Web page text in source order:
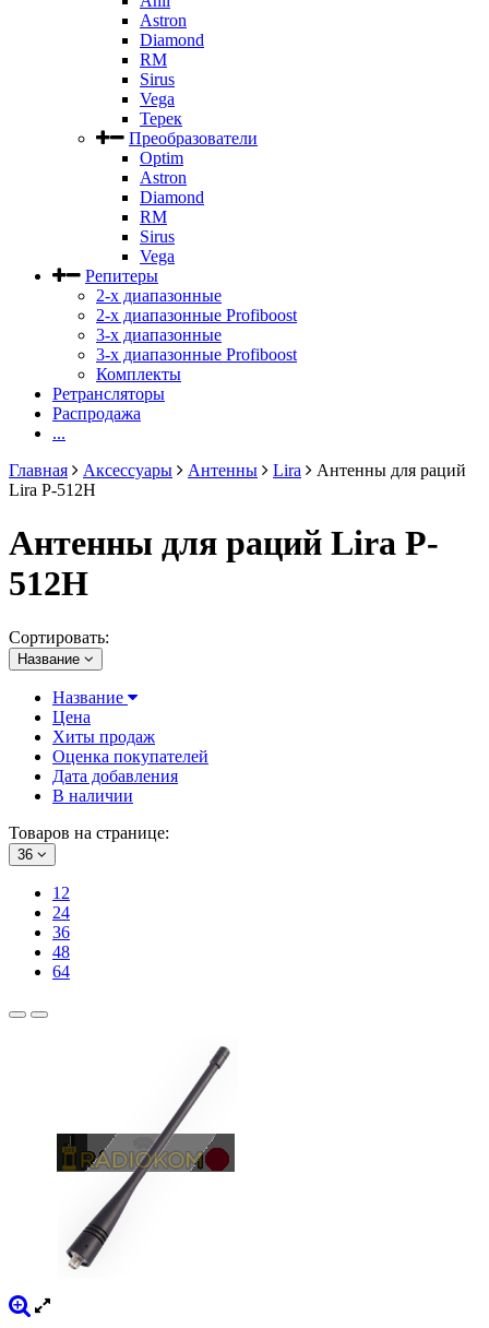
Astron
Diamond
RM
Sirus
Vega
Терек
Преобразователи
Optim
Astron
Diamond
RM
Sirus
Vega
Репитеры
2-х диапазонные
2-х диапазонные Profiboost
3-х диапазонные
3-х диапазонные Profiboost
Комплекты
Ретрансляторы
Распродажа
...
Главная
Аксессуары Антенны Lira
Антенны для раций
Lira P-512H
Антенны для раций Lira P-
512H
Сортировать:
Название
Название
Цена
Хиты продаж
Оценка покупателей
Дата добавления
В наличии
Товаров на странице:
36
12
24
36
48
64